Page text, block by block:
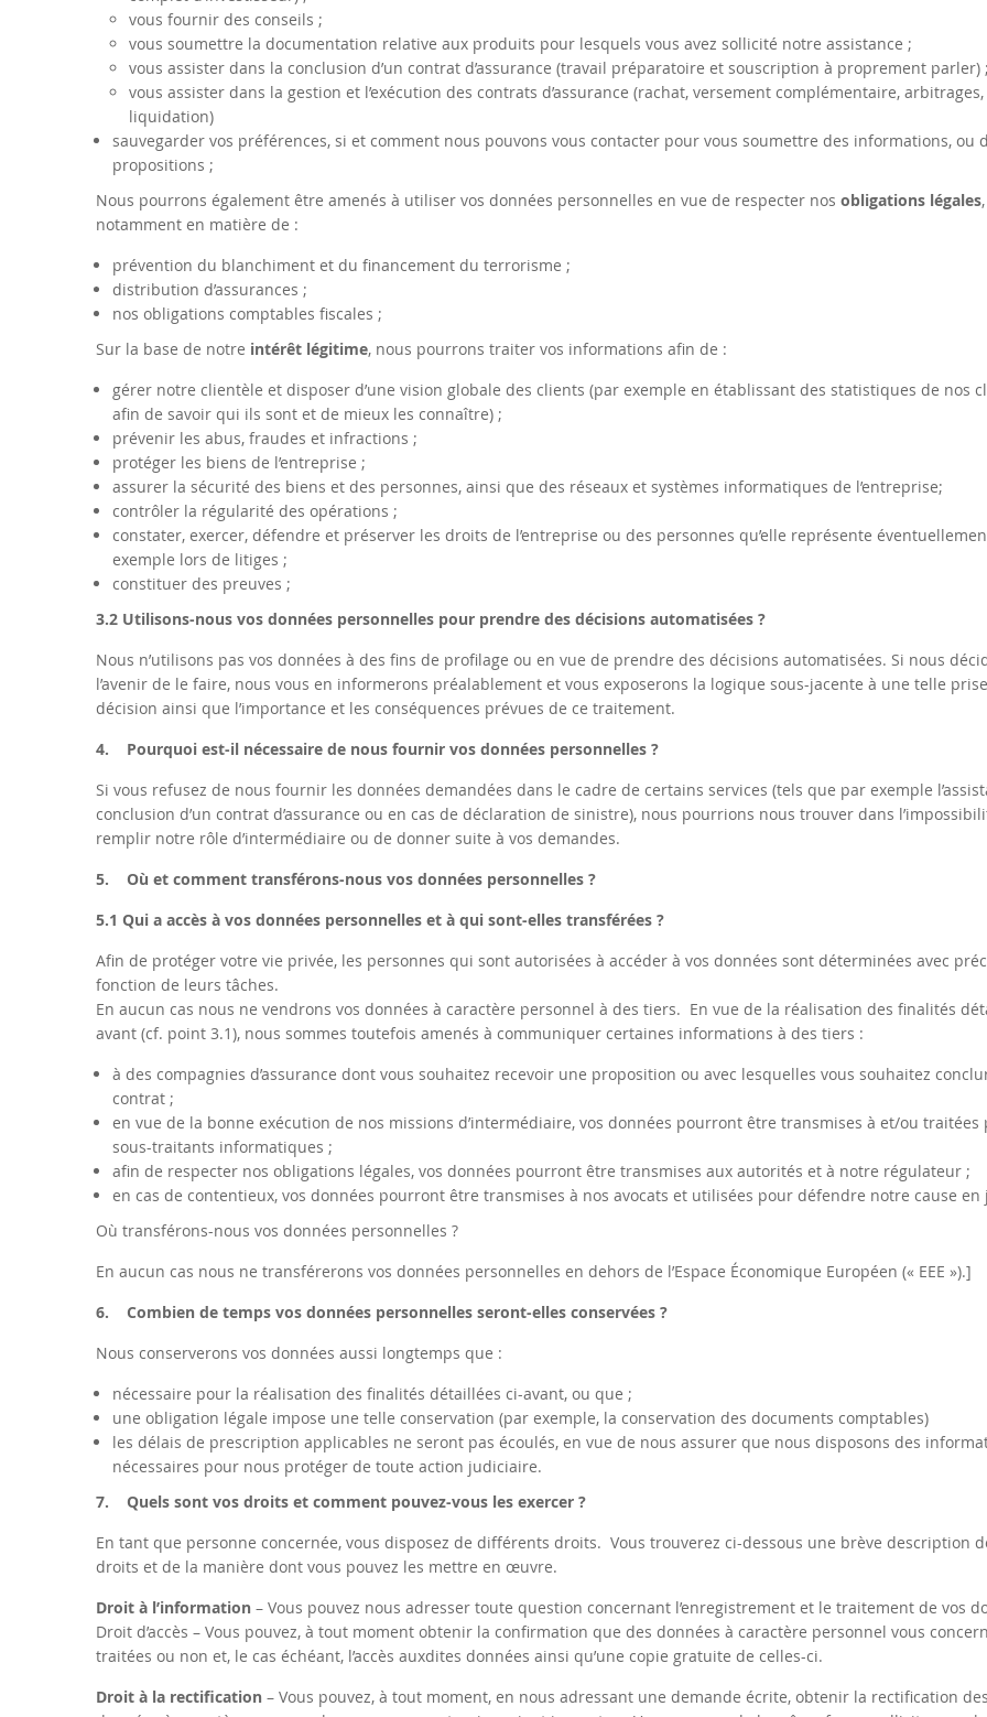
vous fournir des conseils ;
vous soumettre la documentation relative aux produits pour lesquels vous avez sollicité notre assistance ;
vous assister dans la conclusion d’un contrat d’assurance (travail préparatoire et souscription à proprement parler) ;
vous assister dans la gestion et l’exécution des contrats d’assurance (rachat, versement complémentaire, arbitrages,
liquidation)
sauvegarder vos préférences, si et comment nous pouvons vous contacter pour vous soumettre des informations, ou
propositions ;
Nous pourrons également être amenés à utiliser vos données personnelles en vue de respecter nos obligations légales,
notamment en matière de :
prévention du blanchiment et du financement du terrorisme ;
distribution d’assurances ;
nos obligations comptables fiscales ;
Sur la base de notre intérêt légitime, nous pourrons traiter vos informations afin de :
gérer notre clientèle et disposer d’une vision globale des clients (par exemple en établissant des statistiques de nos
afin de savoir qui ils sont et de mieux les connaître) ;
prévenir les abus, fraudes et infractions ;
protéger les biens de l’entreprise ;
assurer la sécurité des biens et des personnes, ainsi que des réseaux et systèmes informatiques de l’entreprise;
contrôler la régularité des opérations ;
constater, exercer, défendre et préserver les droits de l’entreprise ou des personnes qu’elle représente
exemple lors de litiges ;
constituer des preuves ;
3.2 Utilisons-nous vos données personnelles pour prendre des décisions automatisées ?
Nous n’utilisons pas vos données à des fins de profilage ou en vue de prendre des décisions automatisées. Si nous
l’avenir de le faire, nous vous en informerons préalablement et vous exposerons la logique sous-jacente à une telle
décision ainsi que l’importance et les conséquences prévues de ce traitement.
4. Pourquoi est-il nécessaire de nous fournir vos données personnelles ?
Si vous refusez de nous fournir les données demandées dans le cadre de certains services (tels que par exemple
conclusion d’un contrat d’assurance ou en cas de déclaration de sinistre), nous pourrions nous trouver dans
remplir notre rôle d’intermédiaire ou de donner suite à vos demandes.
5. Où et comment transférons-nous vos données personnelles ?
5.1 Qui a accès à vos données personnelles et à qui sont-elles transférées ?
Afin de protéger votre vie privée, les personnes qui sont autorisées à accéder à vos données sont déterminées avec
fonction de leurs tâches.
En aucun cas nous ne vendrons vos données à caractère personnel à des tiers. En vue de la réalisation des finalités
avant (cf. point 3.1), nous sommes toutefois amenés à communiquer certaines informations à des tiers :
à des compagnies d’assurance dont vous souhaitez recevoir une proposition ou avec lesquelles vous souhaitez
contrat ;
en vue de la bonne exécution de nos missions d’intermédiaire, vos données pourront être transmises à et/ou traitées
sous-traitants informatiques ;
afin de respecter nos obligations légales, vos données pourront être transmises aux autorités et à notre régulateur ;
en cas de contentieux, vos données pourront être transmises à nos avocats et utilisées pour défendre notre cause en
Où transférons-nous vos données personnelles ?
En aucun cas nous ne transférerons vos données personnelles en dehors de l’Espace Économique Européen (« EEE »).]
6. Combien de temps vos données personnelles seront-elles conservées ?
Nous conserverons vos données aussi longtemps que :
nécessaire pour la réalisation des finalités détaillées ci-avant, ou que ;
une obligation légale impose une telle conservation (par exemple, la conservation des documents comptables)
les délais de prescription applicables ne seront pas écoulés, en vue de nous assurer que nous disposons des
nécessaires pour nous protéger de toute action judiciaire.
7. Quels sont vos droits et comment pouvez-vous les exercer ?
En tant que personne concernée, vous disposez de différents droits. Vous trouverez ci-dessous une brève description
droits et de la manière dont vous pouvez les mettre en œuvre.
Droit à l’information – Vous pouvez nous adresser toute question concernant l’enregistrement et le traitement de vos
Droit d’accès – Vous pouvez, à tout moment obtenir la confirmation que des données à caractère personnel vous
traitées ou non et, le cas échéant, l’accès auxdites données ainsi qu’une copie gratuite de celles-ci.
Droit à la rectification – Vous pouvez, à tout moment, en nous adressant une demande écrite, obtenir la rectification des